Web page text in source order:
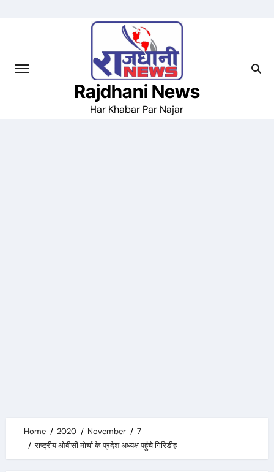
Rajdhani News
Har Khabar Par Najar
Home 2020 November
7
राष्ट्रीय ओबीसी मोर्चा के प्रदेश अध्यक्ष पहुंचे गिरिडीह